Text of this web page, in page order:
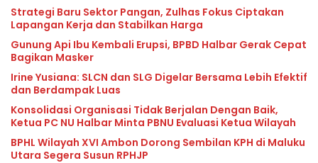
Strategi Baru Sektor Pangan, Zulhas Fokus Ciptakan
Lapangan Kerja dan Stabilkan Harga
Gunung Api Ibu Kembali Erupsi, BPBD Halbar Gerak Cepat
Bagikan Masker
Irine Yusiana: SLCN dan SLG Digelar Bersama Lebih Efektif
dan Berdampak Luas
Konsolidasi Organisasi Tidak Berjalan Dengan Baik,
Ketua PC NU Halbar Minta PBNU Evaluasi Ketua Wilayah
BPHL Wilayah XVI Ambon Dorong Sembilan KPH di Maluku
Utara Segera Susun RPHJP